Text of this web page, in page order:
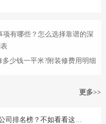
有哪些？怎么选择靠谱的深
多少钱一平米?附装修费用明细
更多>>
深圳装修办公室，看深圳装修公司排名榜？不如看看这篇最全办公室装修攻略！